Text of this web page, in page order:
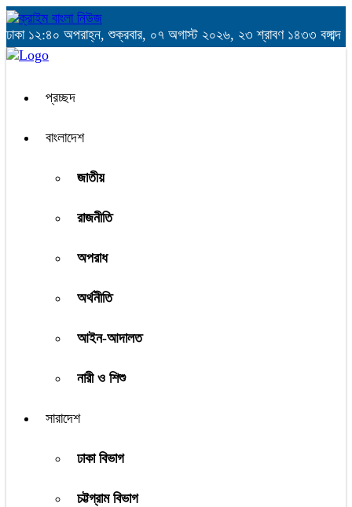
ঢাকা ১২:৪০ অপরাহ্ন, শুক্রবার, ০৭ অগাস্ট ২০২৬, ২৩ শ্রাবণ ১৪৩৩ বঙ্গাব্দ
প্রচ্ছদ
বাংলাদেশ
জাতীয়
রাজনীতি
অপরাধ
অর্থনীতি
আইন-আদালত
নারী ও শিশু
সারাদেশ
ঢাকা বিভাগ
চট্টগ্রাম বিভাগ